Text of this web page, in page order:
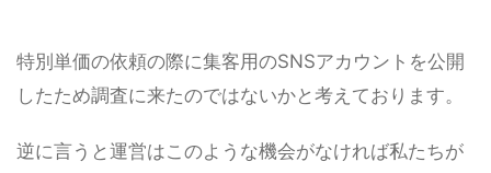
特別単価の依頼の際に集客用のSNSアカウントを公開
したため調査に来たのではないかと考えております。
逆に言うと運営はこのような機会がなければ私たちが